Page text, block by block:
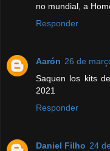
no mundial, a
Responder
Aarón 26 de
Saquen los kits
2021
Responder
Daniel Filho 24